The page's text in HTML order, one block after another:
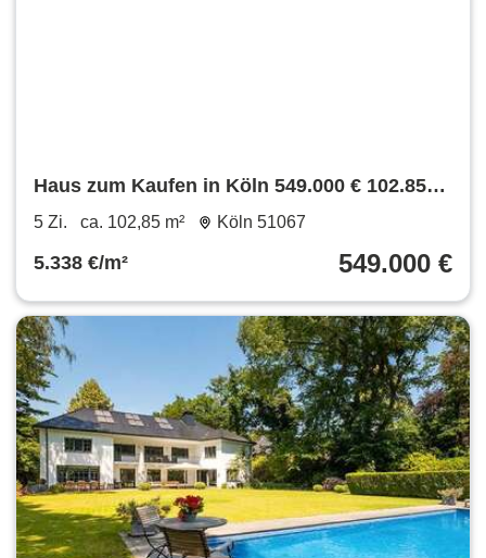
Haus zum Kaufen in Köln 549.000 € 102.85
m²
5 Zi. ca. 102,85 m² Köln 51067
5.338 €/m² 549.000 €